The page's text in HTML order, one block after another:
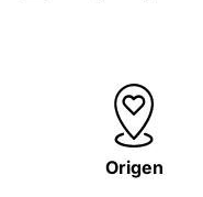
Origen